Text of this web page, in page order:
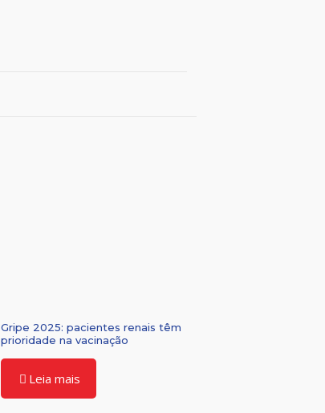
Gripe 2025: pacientes renais têm
prioridade na vacinação
Leia mais